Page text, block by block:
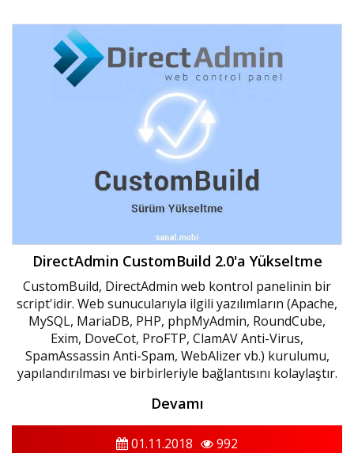
DirectAdmin CustomBuild 2.0'a Yükseltme
CustomBuild, DirectAdmin web kontrol panelinin bir
script'idir. Web sunucularıyla ilgili yazılımların (Apache,
MySQL, MariaDB, PHP, phpMyAdmin, RoundCube,
Exim, DoveCot, ProFTP, ClamAV Anti-Virus,
SpamAssassin Anti-Spam, WebAlizer vb.) kurulumu,
yapılandırılması ve birbirleriyle bağlantısını kolaylaştır.
Devamı
01.11.2018 992